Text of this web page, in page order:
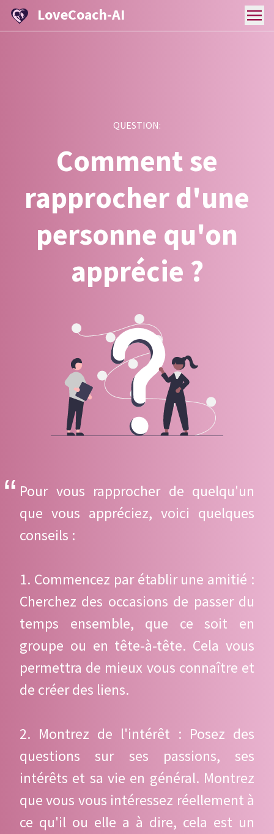
LoveCoach-AI
QUESTION:
Comment se
rapprocher d'une
personne qu'on
apprécie ?
Pour vous rapprocher de quelqu'un
que vous appréciez, voici quelques
conseils :
1. Commencez par établir une amitié :
Cherchez des occasions de passer du
temps ensemble, que ce soit en
groupe ou en tête-à-tête. Cela vous
permettra de mieux vous connaître et
de créer des liens.
2. Montrez de l'intérêt : Posez des
questions sur ses passions, ses
intérêts et sa vie en général. Montrez
que vous vous intéressez réellement à
ce qu'il ou elle a à dire, cela est un